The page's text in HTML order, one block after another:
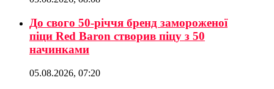
До свого 50-річчя бренд замороженої
піци Red Baron створив піцу з 50
начинками
05.08.2026, 07:20